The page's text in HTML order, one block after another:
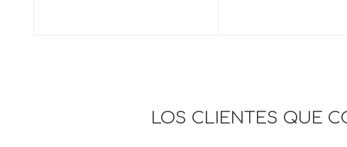
LOS CLIENTES QUE